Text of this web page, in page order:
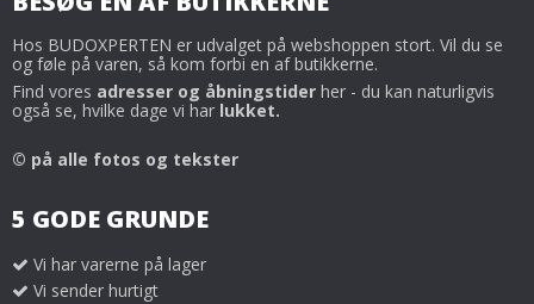
Hos BUDOXPERTEN er udvalget på webshoppen stort. Vil du se
og føle på varen, så kom forbi en af butikkerne.
Find vores adresser og åbningstider her - du kan naturligvis
også se, hvilke dage vi har lukket.
© på alle fotos og tekster
5 GODE GRUNDE
Vi har varerne på lager
Vi sender hurtigt